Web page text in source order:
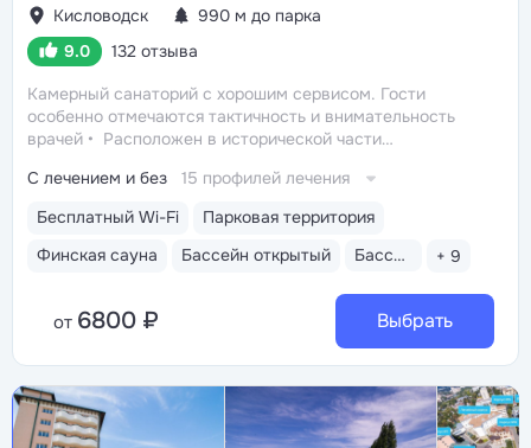
Кисловодск
990 м до парка
9.0
132 отзыва
Камерный санаторий с хорошим сервисом. Гости
особенно отмечаются тактичность и внимательность
врачей
Расположен в исторической части
минут прогулки до Каскадной лестницы и входа
в Курортный парк
Территория 3,2 га с обзорной
площадкой, цветниками, ландшафтными скульптурами,
садовыми качелями, местами отдыха — одна из самых
с минеральной водой двух курортов: «Славяновская»
(Железноводск) и «Ессентуки—2». 10 минут
до Желябовского и Ребровского городских бюветов
Бесплатный Wi-Fi
Парковая территория
Финская сауна
Бассейн открытый Бассейн закрытый + 9
С лечением и без 15 профилей лечения
от 6800 ₽ Выбрать